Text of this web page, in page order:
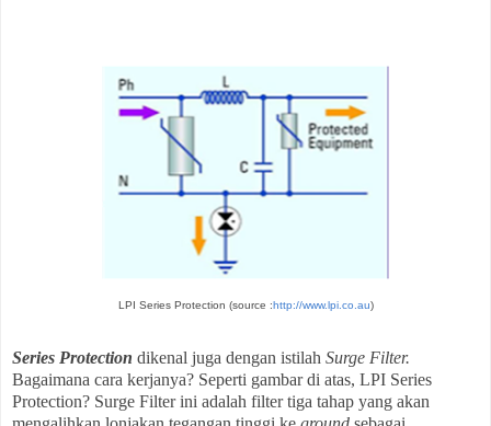
LPI Series Protection (source :http://www.lpi.co.au)
Series Protection dikenal juga dengan istilah Surge Filter.
Bagaimana cara kerjanya? Seperti gambar di atas, LPI Series
Protection? Surge Filter ini adalah filter tiga tahap yang akan